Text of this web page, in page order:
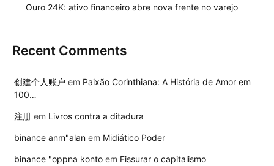
Ouro 24K: ativo financeiro abre nova frente no varejo
Recent Comments
创建个人账户 em Paixão Corinthiana: A História de Amor em
100…
注册 em Livros contra a ditadura
binance anm"alan em Midiático Poder
binance "oppna konto em Fissurar o capitalismo